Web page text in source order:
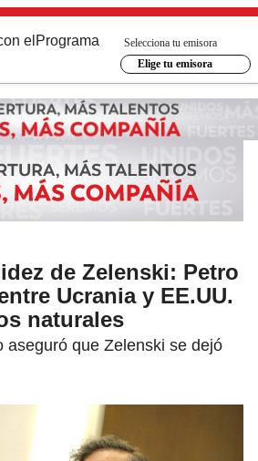
el Programa
Selecciona tu emisora
Elige tu emisora
de Zelenski: Petro
Ucrania y EE.UU.
naturales
aseguró que Zelenski se dejó